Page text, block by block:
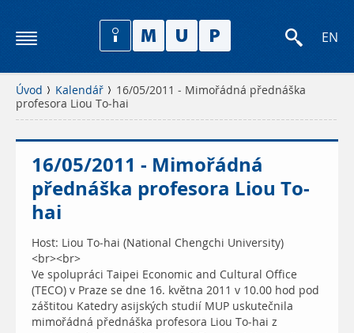
EN
Úvod Kalendář
16/05/2011 - Mimořádná přednáška
profesora Liou To-hai
16/05/2011 - Mimořádná
přednáška profesora Liou To-
hai
Host: Liou To-hai (National Chengchi University)
<br><br>
Ve spolupráci Taipei Economic and Cultural Office
(TECO) v Praze se dne 16. května 2011 v 10.00 hod pod
záštitou Katedry asijských studií MUP uskutečnila
mimořádná přednáška profesora Liou To-hai z